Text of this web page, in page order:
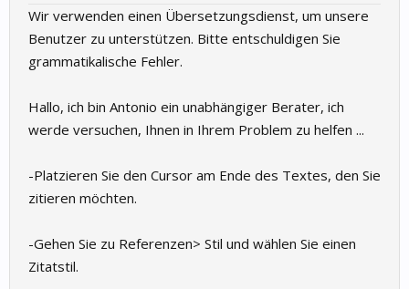
Wir verwenden einen Übersetzungsdienst, um unsere
Benutzer zu unterstützen. Bitte entschuldigen Sie
grammatikalische Fehler.
Hallo, ich bin Antonio ein unabhängiger Berater, ich
werde versuchen, Ihnen in Ihrem Problem zu helfen ...
-Platzieren Sie den Cursor am Ende des Textes, den Sie
zitieren möchten.
-Gehen Sie zu Referenzen> Stil und wählen Sie einen
Zitatstil.